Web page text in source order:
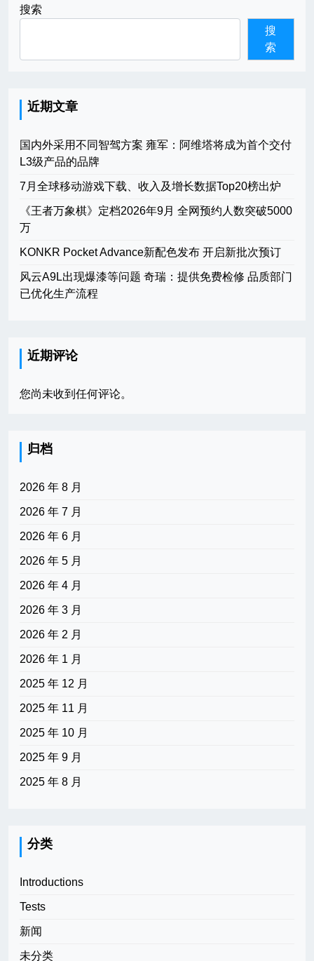
搜索
搜
索
近期文章
国内外采用不同智驾方案 雍军：阿维塔将成为首个交付
L3级产品的品牌
7月全球移动游戏下载、收入及增长数据Top20榜出炉
《王者万象棋》定档2026年9月 全网预约人数突破5000
万
KONKR Pocket Advance新配色发布 开启新批次预订
风云A9L出现爆漆等问题 奇瑞：提供免费检修 品质部门
已优化生产流程
近期评论
您尚未收到任何评论。
归档
2026 年 8 月
2026 年 7 月
2026 年 6 月
2026 年 5 月
2026 年 4 月
2026 年 3 月
2026 年 2 月
2026 年 1 月
2025 年 12 月
2025 年 11 月
2025 年 10 月
2025 年 9 月
2025 年 8 月
分类
Introductions
Tests
新闻
未分类